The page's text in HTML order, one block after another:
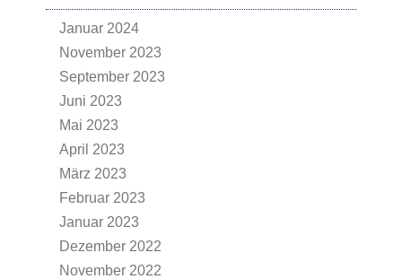
Januar 2024
November 2023
September 2023
Juni 2023
Mai 2023
April 2023
März 2023
Februar 2023
Januar 2023
Dezember 2022
November 2022